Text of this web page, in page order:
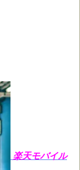
楽天モバイル